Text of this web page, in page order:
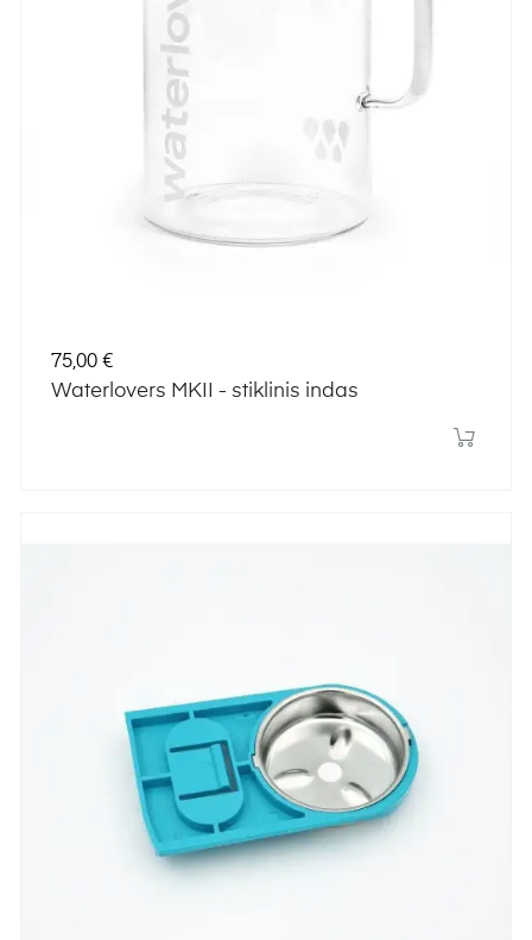
Kaina
75,00 €
Waterlovers MKII - stiklinis indas